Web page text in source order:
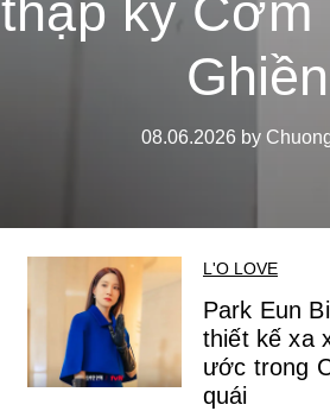
thập kỷ Cơm
Ghiền
08.06.2026 by
L'O LOVE
Park Eun
thiết kế xa
ước trong
quái